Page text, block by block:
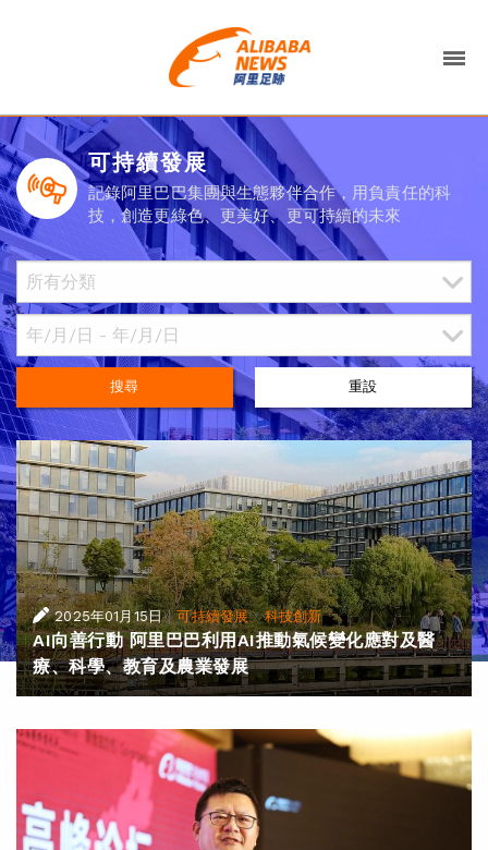
可持續發展
記錄阿里巴巴集團與生態夥伴合作，用負責任的科
技，創造更綠色、更美好、更可持續的未來
搜尋 重設
2025年01月15日 |可持續發展·科技創新
AI向善行動 阿里巴巴利用AI推動氣候變化應對及醫
療、科學、教育及農業發展